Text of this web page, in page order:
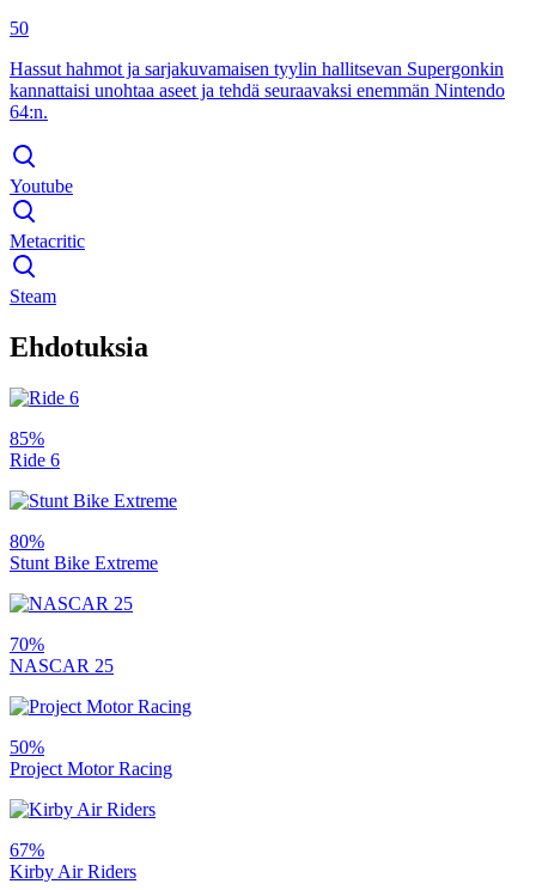
50
Hassut hahmot ja sarjakuvamaisen tyylin hallitsevan Supergonkin
kannattaisi unohtaa aseet ja tehdä seuraavaksi enemmän Nintendo
64:n.
Youtube
Metacritic
Steam
Ehdotuksia
85%
Ride 6
80%
Stunt Bike Extreme
70%
NASCAR 25
50%
Project Motor Racing
67%
Kirby Air Riders